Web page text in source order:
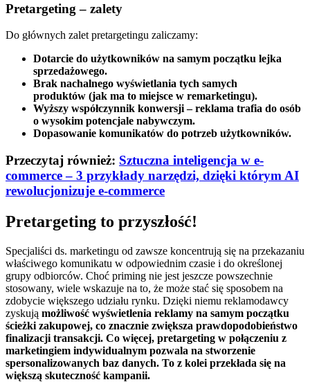
Pretargeting – zalety
Do głównych zalet pretargetingu zaliczamy:
Dotarcie do użytkowników na samym początku lejka
sprzedażowego.
Brak nachalnego wyświetlania tych samych
produktów (jak ma to miejsce w remarketingu).
Wyższy współczynnik konwersji – reklama trafia do osób
o wysokim potencjale nabywczym.
Dopasowanie komunikatów do potrzeb użytkowników.
Przeczytaj również: Sztuczna inteligencja w e-
commerce – 3 przykłady narzędzi, dzięki którym AI
rewolucjonizuje e-commerce
Pretargeting to przyszłość!
Specjaliści ds. marketingu od zawsze koncentrują się na przekazaniu
właściwego komunikatu w odpowiednim czasie i do określonej
grupy odbiorców. Choć priming nie jest jeszcze powszechnie
stosowany, wiele wskazuje na to, że może stać się sposobem na
zdobycie większego udziału rynku. Dzięki niemu reklamodawcy
zyskują możliwość wyświetlenia reklamy na samym początku
ścieżki zakupowej, co znacznie zwiększa prawdopodobieństwo
finalizacji transakcji. Co więcej, pretargeting w połączeniu z
marketingiem indywidualnym pozwala na stworzenie
spersonalizowanych baz danych. To z kolei przekłada się na
większą skuteczność kampanii.